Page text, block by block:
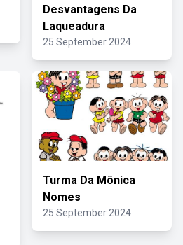
Desvantagens Da
Laqueadura
25 September 2024
Turma Da Mônica
Nomes
25 September 2024